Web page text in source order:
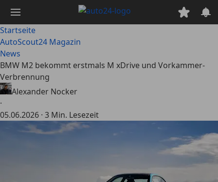
Hauptinhalt
springen
Startseite
AutoScout24 Magazin
News
BMW M2 bekommt erstmals M xDrive und Vorkammer-
Verbrennung
Alexander Nocker
·
05.06.2026 · 3 Min. Lesezeit